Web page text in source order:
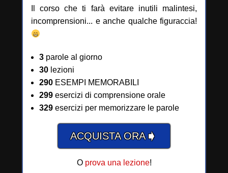
Il corso che ti farà evitare inutili malintesi,
incomprensioni... e anche qualche figuraccia!
3 parole al giorno
30 lezioni
290 ESEMPI MEMORABILI
299 esercizi di comprensione orale
329 esercizi per memorizzare le parole
ACQUISTA ORA➧
O prova una lezione!